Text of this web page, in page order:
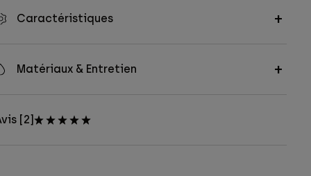
Caractéristiques
Matériaux & Entretien
[2]